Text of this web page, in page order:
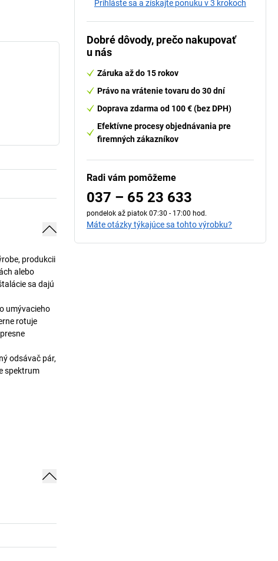
produkcii
alebo
sa dajú
umývacieho
rotuje
odsávač pár,
spektrum
Prihláste sa a získajte ponuku v 3 krokoch
Dobré dôvody, prečo nakupovať
u nás
Záruka až do 15 rokov
Právo na vrátenie tovaru do 30 dní
Doprava zdarma od 100 € (bez DPH)
Efektívne procesy objednávania pre
firemných zákazníkov
Radi vám pomôžeme
037 – 65 23 633
pondelok až piatok 07:30 - 17:00 hod.
Máte otázky týkajúce sa tohto výrobku?